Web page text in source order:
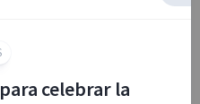
celebrar la